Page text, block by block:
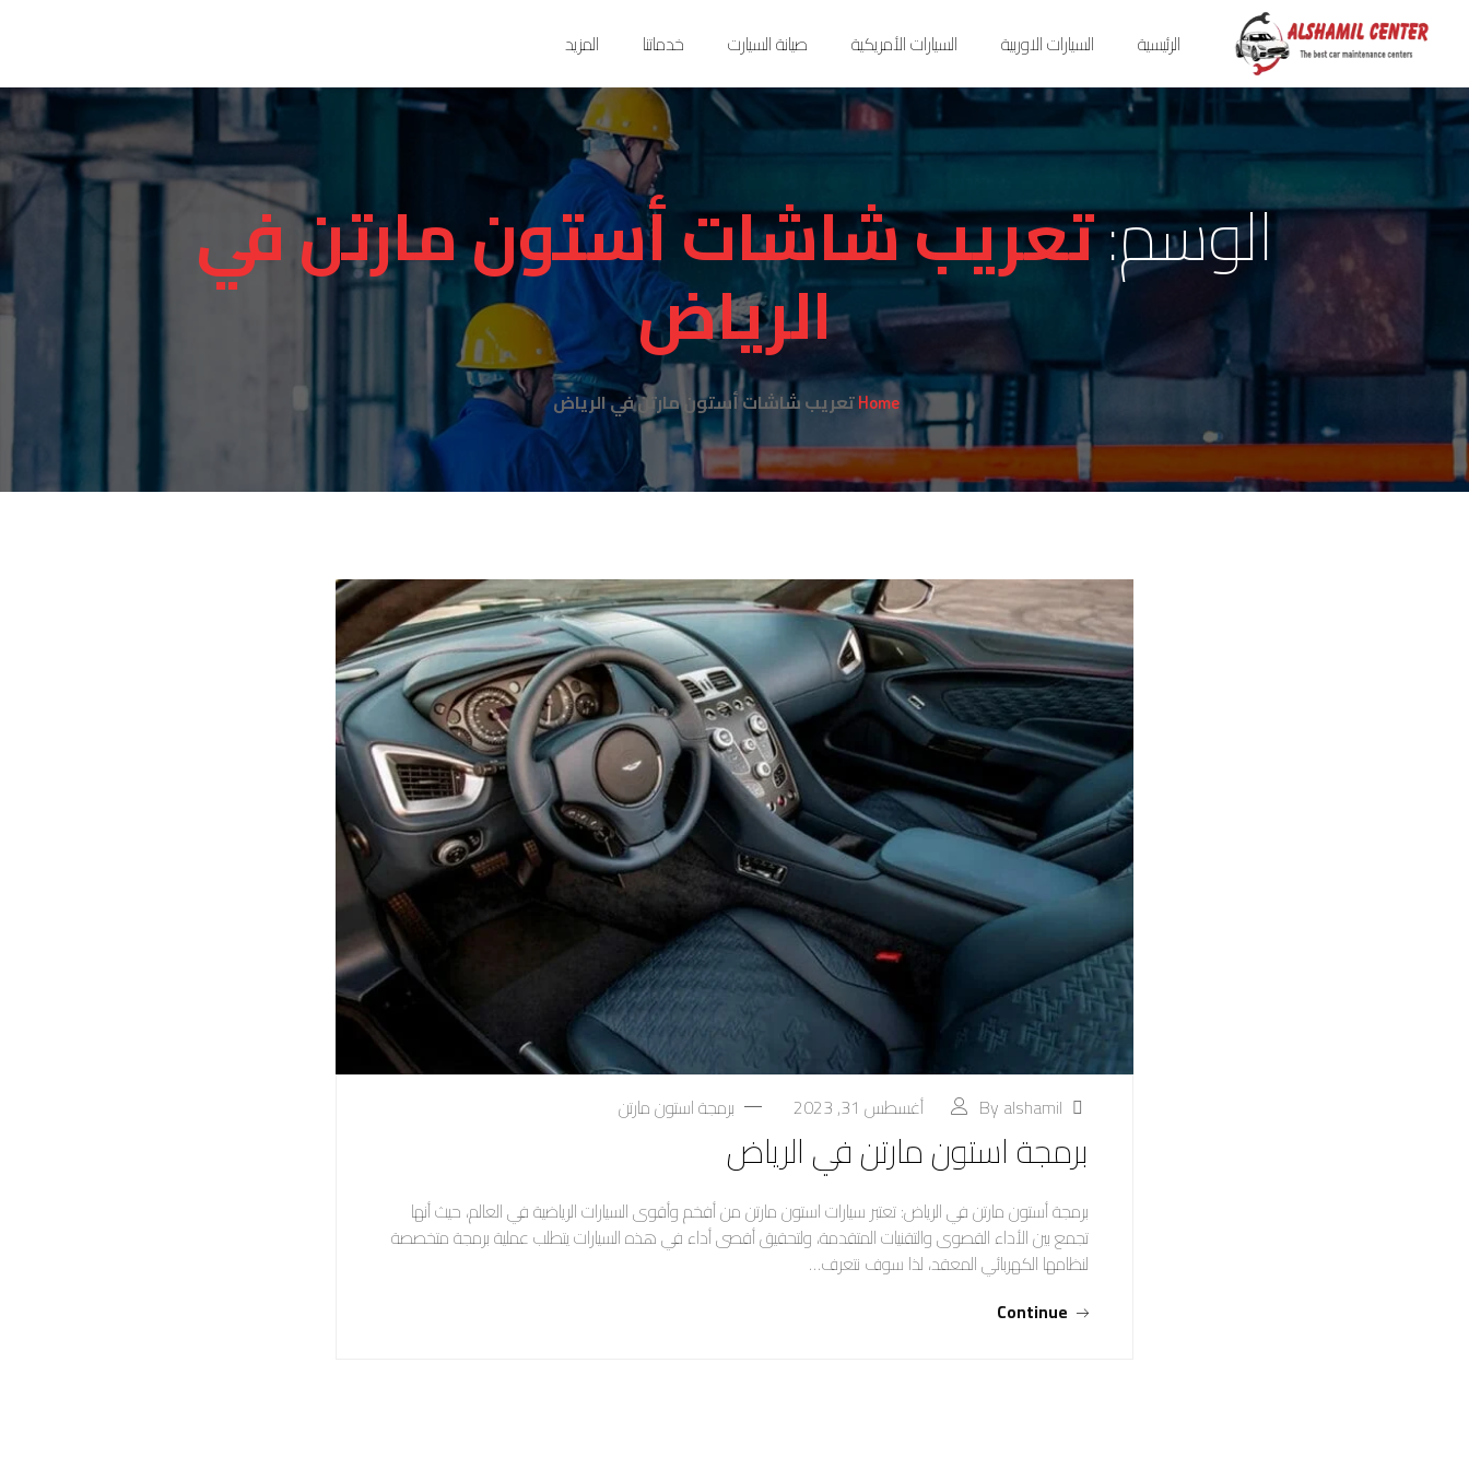
الرئيسية السيارات الاوربية السيارات الأمريكية صيانة السيارت خدماتنا المزيد
الوسم:تعريب شاشات أستون مارتن في
الرياض
Home تعريب شاشات أستون مارتن في الرياض
By alshamil أغسطس 31, 2023 برمجة استون مارتن
برمجة استون مارتن في الرياض
برمجة أستون مارتن في الرياض: تعتبر سيارات استون مارتن من أفخم وأقوى السيارات الرياضية في العالم، حيث أنها
تجمع بين الأداء القصوى والتقنيات المتقدمة، ولتحقيق أقصى أداء في هذه السيارات يتطلب عملية برمجة متخصصة
لنظامها الكهربائي المعقد، لذا سوف نتعرف…
Continue